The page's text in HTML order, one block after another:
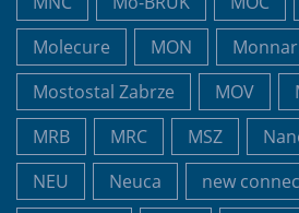
Molecure
MON
Mostostal Zabrze
MOV
MRB
MRC MSZ
NEU
Neuca new